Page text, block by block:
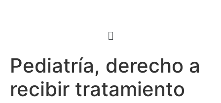
Pediatría, derecho a
recibir tratamiento